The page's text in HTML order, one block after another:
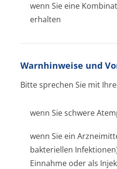
wenn Sie eine
erhalten
Warnhinweise und
Bitte sprechen Sie mit
wenn Sie schwere
wenn Sie ein
bakteriellen
Einnahme oder als